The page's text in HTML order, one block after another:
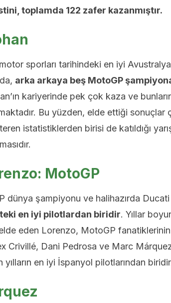
toplamda 122 zafer kazanmıştır.
sporları tarihindeki en iyi
arka arkaya beş MotoGP
kariyerinde pek çok kaza ve
Bu yüzden, elde ettiği sonuçlar
istatistiklerden birisi de katıldığı
MotoGP
dünya şampiyonu ve halihazırda
en iyi pilotlardan biridir. Yıllar
eden Lorenzo, MotoGP
Crivillé, Dani Pedrosa ve Marc
en iyi İspanyol pilotlarından